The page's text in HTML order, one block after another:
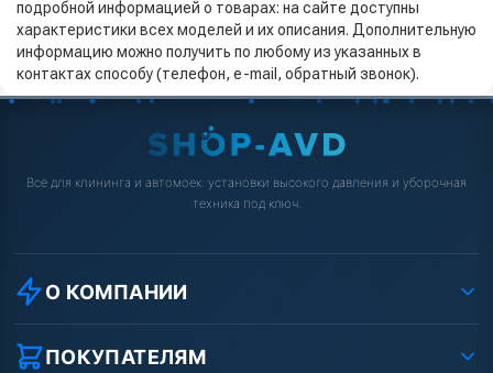
подробной информацией о товарах: на сайте доступны
характеристики всех моделей и их описания. Дополнительную
информацию можно получить по любому из указанных в
контактах способу (телефон, e-mail, обратный звонок).
Всё для клининга и автомоек: установки высокого давления и уборочная
техника под ключ.
О КОМПАНИИ
О компании
Реквизиты ООО «Шоп АВД»
ПОКУПАТЕЛЯМ